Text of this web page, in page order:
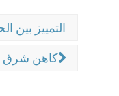
التمييز بين
كاهن شرق